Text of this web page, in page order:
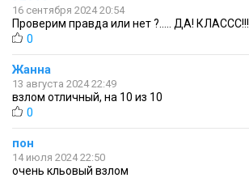
16 сентября 2024 20:54
Проверим правда или нет ?..... ДА! КЛАССС!!!
0
Жанна
13 августа 2024 22:49
взлом отличный, на 10 из 10
0
пон
14 июля 2024 22:50
очень кльовый взлом